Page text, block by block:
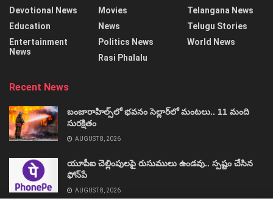
Devotional News
Education
Entertainment
News
Movies
News
Politics News
Rasi Phalalu
Telangana News
Telugu Stories
World News
Recent News
బంజారాహిల్స్‌లో భవనం సెల్లార్‌లో మంటలు.. 11 మంది
సురక్షితం
AUGUST 8, 2026
యూపీఐ చెల్లింపులపై రుసుములు ఉండవు.. స్పష్టం చేసిన
ఫోన్‌పే
AUGUST 8, 2026